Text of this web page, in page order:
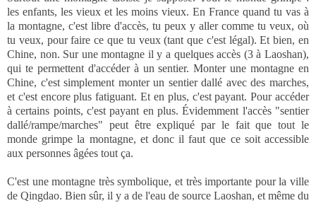
les enfants, les vieux et les moins vieux. En France quand tu vas à
la montagne, c'est libre d'accès, tu peux y aller comme tu veux, où
tu veux, pour faire ce que tu veux (tant que c'est légal). Et bien, en
Chine, non. Sur une montagne il y a quelques accès (3 à Laoshan),
qui te permettent d'accéder à un sentier. Monter une montagne en
Chine, c'est simplement monter un sentier dallé avec des marches,
et c'est encore plus fatiguant. Et en plus, c'est payant. Pour accéder
à certains points, c'est payant en plus. Évidemment l'accès "sentier
dallé/rampe/marches" peut être expliqué par le fait que tout le
monde grimpe la montagne, et donc il faut que ce soit accessible
aux personnes âgées tout ça.
C'est une montagne très symbolique, et très importante pour la ville
de Qingdao. Bien sûr, il y a de l'eau de source Laoshan, et même du